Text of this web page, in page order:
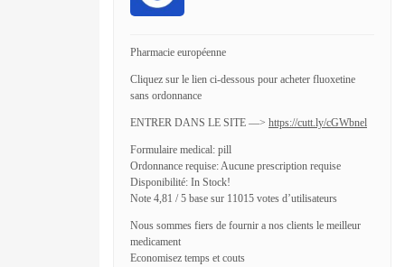
Pharmacie européenne
Cliquez sur le lien ci-dessous pour acheter fluoxetine
sans ordonnance
ENTRER DANS LE SITE —> https://cutt.ly/cGWbnel
Formulaire medical: pill
Ordonnance requise: Aucune prescription requise
Disponibilité: In Stock!
Note 4,81 / 5 base sur 11015 votes d’utilisateurs
Nous sommes fiers de fournir a nos clients le meilleur
medicament
Economisez temps et couts